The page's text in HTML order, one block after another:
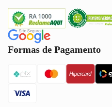
Formas de Pagamento